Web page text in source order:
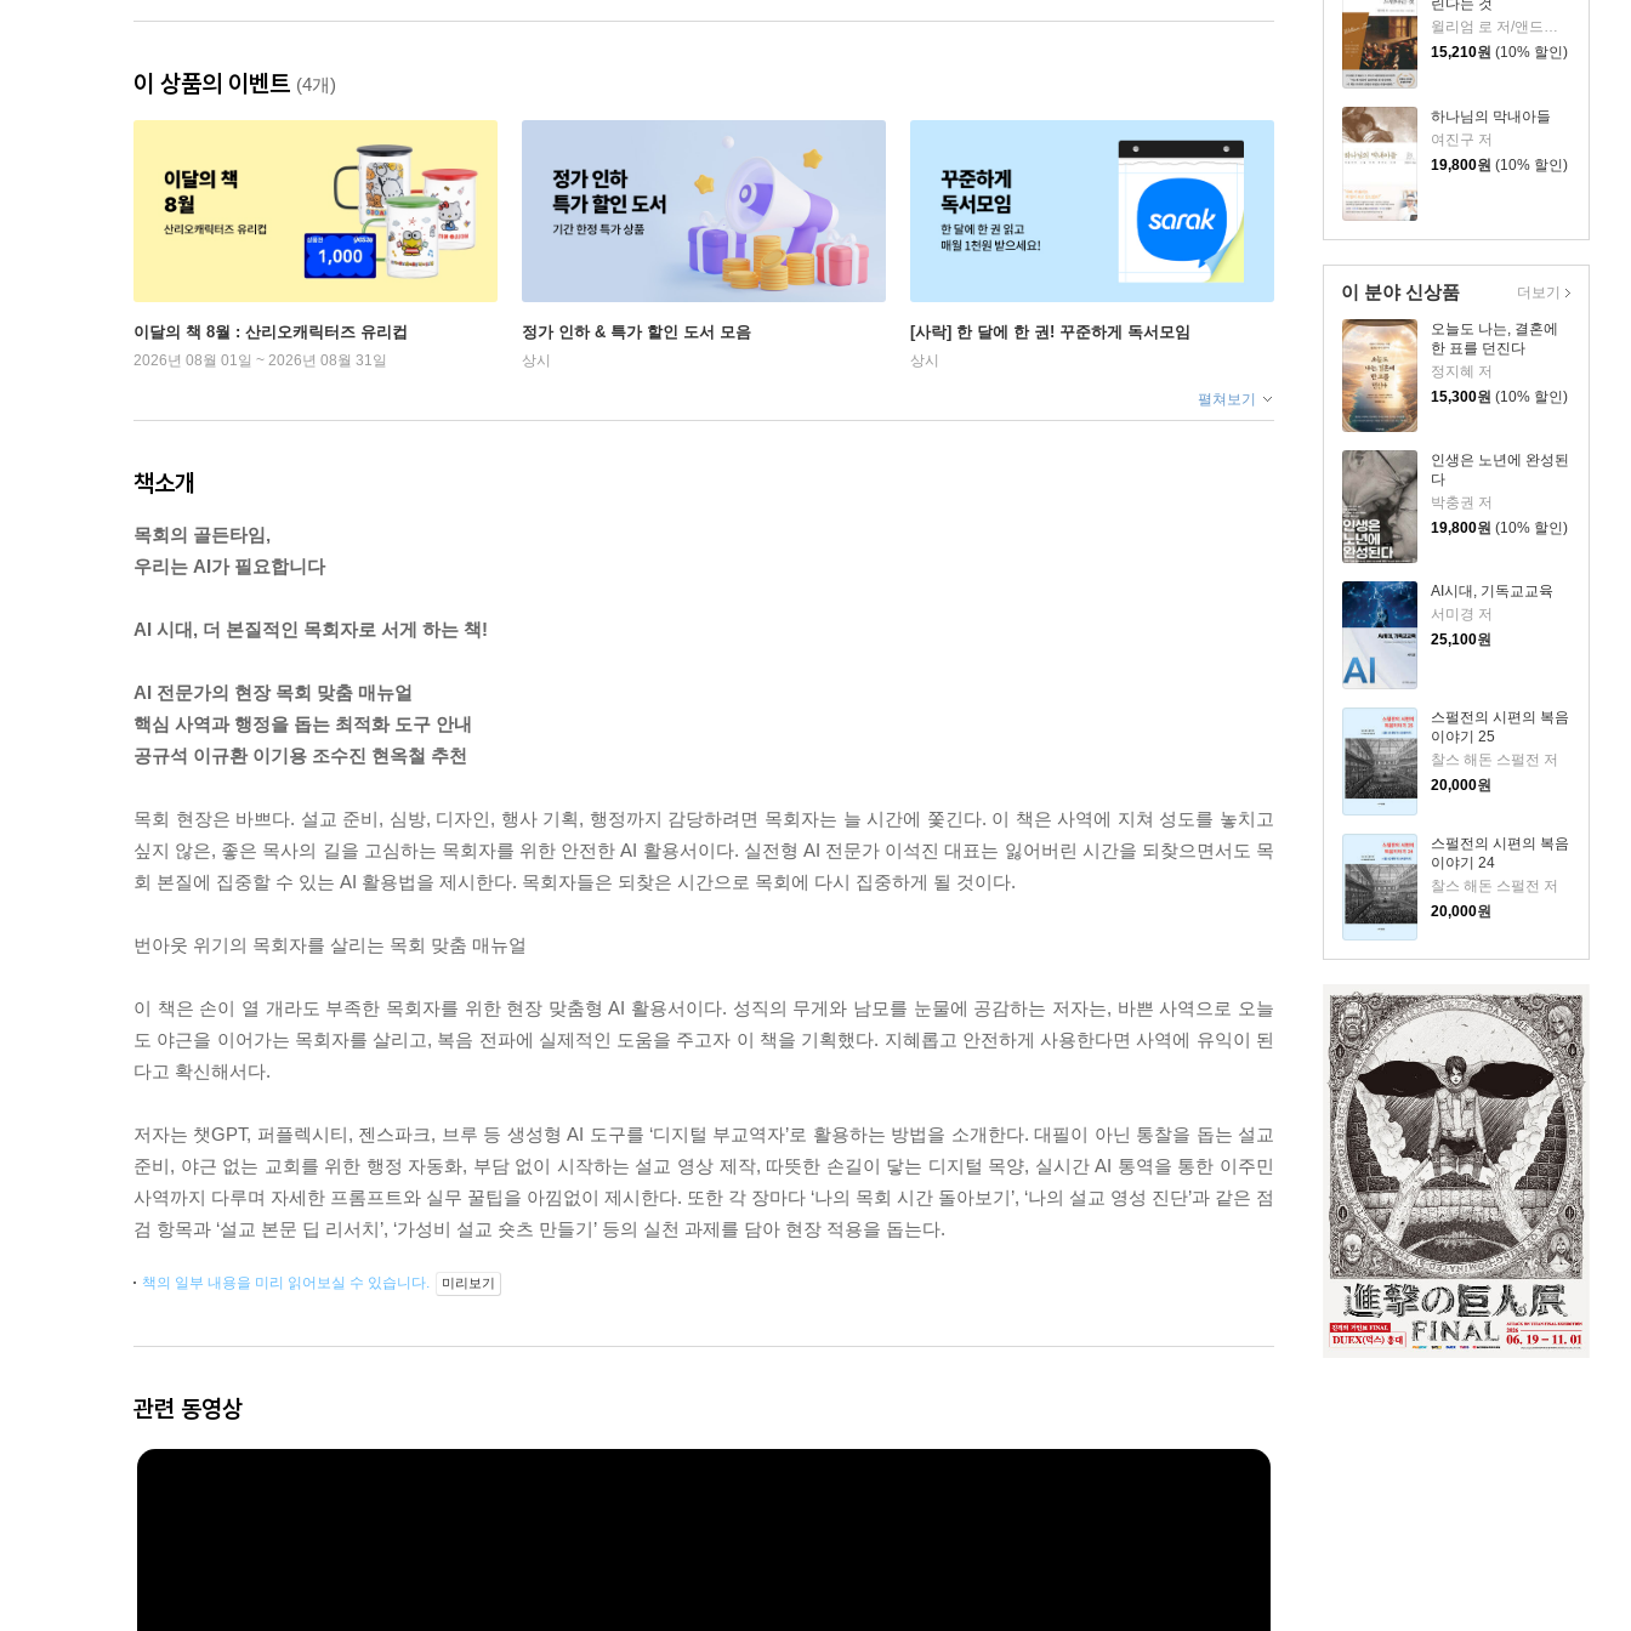
린다는 것
윌리엄 로 저/앤드류 머레이 편/서문강 역
15,210원 (10% 할인)
하나님의 막내아들
여진구 저
19,800원 (10% 할인)
이 분야 신상품
오늘도 나는, 결혼에
한 표를 던진다
정지혜 저
15,300원 (10% 할인)
인생은 노년에 완성된
다
박충권 저
19,800원 (10% 할인)
AI시대, 기독교교육
서미경 저
25,100원
스펄전의 시편의 복음
이야기 25
찰스 해돈 스펄전 저
20,000원
스펄전의 시편의 복음
이야기 24
찰스 해돈 스펄전 저
20,000원
더보기
이 상품의 이벤트 (4개)
이달의 책 8월 : 산리오캐릭터즈 유리컵
2026년 08월 01일 ~ 2026년 08월 31일
정가 인하 & 특가 할인 도서 모음
상시
[사락] 한 달에 한 권! 꾸준하게 독서모임
상시
펼쳐보기
책소개
목회의 골든타임,
우리는 AI가 필요합니다
AI 시대, 더 본질적인 목회자로 서게 하는 책!
AI 전문가의 현장 목회 맞춤 매뉴얼
핵심 사역과 행정을 돕는 최적화 도구 안내
공규석 이규환 이기용 조수진 현옥철 추천
목회 현장은 바쁘다. 설교 준비, 심방, 디자인, 행사 기획, 행정까지 감당하려면 목회자는 늘 시간에 쫓긴다. 이 책은 사역에 지쳐 성도를 놓치고
싶지 않은, 좋은 목사의 길을 고심하는 목회자를 위한 안전한 AI 활용서이다. 실전형 AI 전문가 이석진 대표는 잃어버린 시간을 되찾으면서도 목
회 본질에 집중할 수 있는 AI 활용법을 제시한다. 목회자들은 되찾은 시간으로 목회에 다시 집중하게 될 것이다.
번아웃 위기의 목회자를 살리는 목회 맞춤 매뉴얼
이 책은 손이 열 개라도 부족한 목회자를 위한 현장 맞춤형 AI 활용서이다. 성직의 무게와 남모를 눈물에 공감하는 저자는, 바쁜 사역으로 오늘
도 야근을 이어가는 목회자를 살리고, 복음 전파에 실제적인 도움을 주고자 이 책을 기획했다. 지혜롭고 안전하게 사용한다면 사역에 유익이 된
다고 확신해서다.
저자는 챗GPT, 퍼플렉시티, 젠스파크, 브루 등 생성형 AI 도구를 ‘디지털 부교역자’로 활용하는 방법을 소개한다. 대필이 아닌 통찰을 돕는 설교
준비, 야근 없는 교회를 위한 행정 자동화, 부담 없이 시작하는 설교 영상 제작, 따뜻한 손길이 닿는 디지털 목양, 실시간 AI 통역을 통한 이주민
사역까지 다루며 자세한 프롬프트와 실무 꿀팁을 아낌없이 제시한다. 또한 각 장마다 ‘나의 목회 시간 돌아보기’, ‘나의 설교 영성 진단’과 같은 점
검 항목과 ‘설교 본문 딥 리서치’, ‘가성비 설교 숏츠 만들기’ 등의 실천 과제를 담아 현장 적용을 돕는다.
책의 일부 내용을 미리 읽어보실 수 있습니다. 미리보기
관련 동영상